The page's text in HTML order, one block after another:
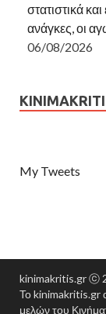
στατιστικά
ανάγκες, οι
06/08/2026
My Tweets
kinimakritis.gr ⓒ
Το kinimakritis.gr
μελών του